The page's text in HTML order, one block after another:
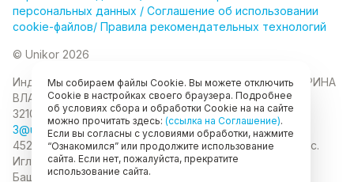
персональных данных / Соглашение об использовании
cookie-файлов/ Правила рекомендательных технологий
© Unikor 2026
Индивидуальный предприниматель КОЛОМАСОВА ИРИНА
ВЛАДИМИРОВНАИНН 022403630403ОГРНИП
321028000134889
3@unikor.company
452410, Республика Башкортостан, Иглинский район, с.
Иглино, ул. Вербная, д. 9450052, Республика
Башкортостан, город Уфа, ул. Мустая Карима, д.6
Мы собираем файлы Cookie. Вы можете отключить
Cookie в настройках своего браузера. Подробнее
об условиях сбора и обработки Cookie на на сайте
можно прочитать здесь: (ссылка на Соглашение).
Если вы согласны с условиями обработки, нажмите
“Ознакомился” или продолжите использование
сайта. Если нет, пожалуйста, прекратите
использование сайта.